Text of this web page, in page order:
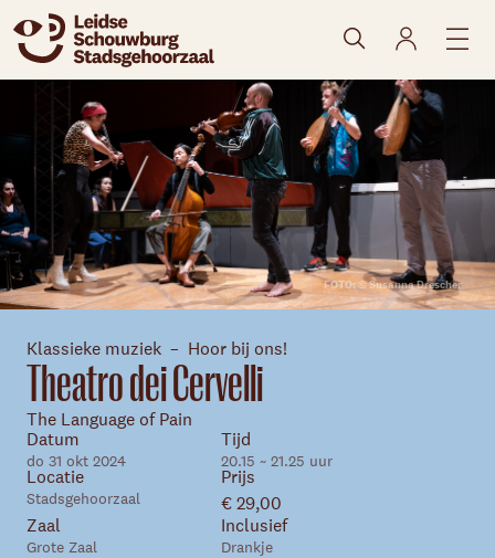
FOTO: © Susanna Drescher
naar agenda
Klassieke muziek Hoor bij ons!
Theatro dei Cervelli
The Language of Pain
Datum
do 31 okt 2024
Tijd
20.15 ~ 21.25 uur
Locatie
Stadsgehoorzaal
Prijs
€ 29,00
Zaal
Grote Zaal
Inclusief
Drankje